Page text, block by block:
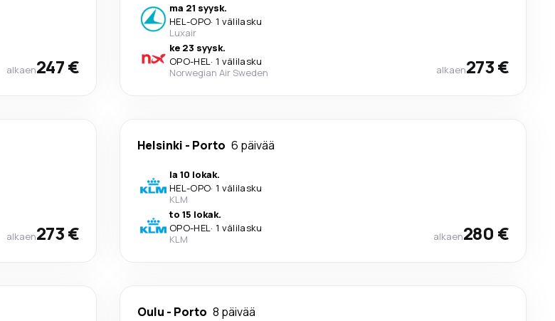
alkaen247 €
ma 21 syysk.
HEL-OPO· 1 välilasku
Luxair
ke 23 syysk.
OPO-HEL· 1 välilasku
Norwegian Air Sweden
alkaen273 €
alkaen273 €
Helsinki - Porto 6 päivää
la 10 lokak.
HEL-OPO· 1 välilasku
KLM
to 15 lokak.
OPO-HEL· 1 välilasku
KLM
alkaen280 €
Oulu - Porto 8 päivää